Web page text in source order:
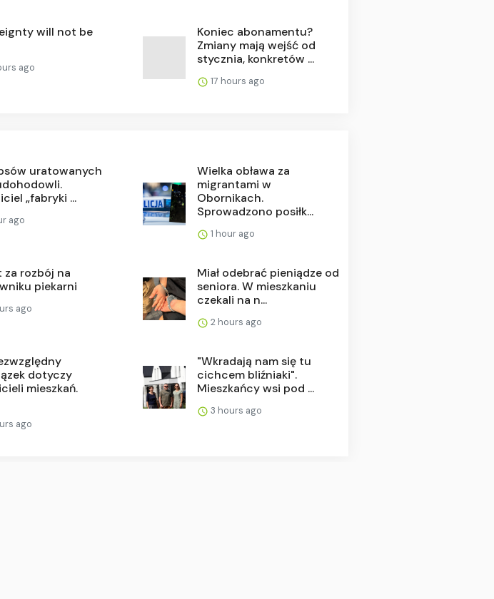
will not be
ago
Koniec abonamentu?
Zmiany mają wejść od
stycznia, konkretów ...
17 hours ago
uratowanych
„fabryki ...
ago
Wielka obława za
migrantami w
Obornikach.
Sprowadzono posiłk...
1 hour ago
za rozbój na
piekarni
ago
Miał odebrać pieniądze od
seniora. W mieszkaniu
czekali na n...
2 hours ago
dotyczy
mieszkań.
ago
"Wkradają nam się tu
cichcem bliźniaki".
Mieszkańcy wsi pod ...
3 hours ago